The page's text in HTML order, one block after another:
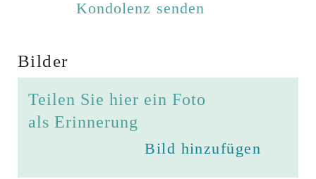
Bilder
Teilen Sie hier ein Foto
als Erinnerung
Bild hinzufügen